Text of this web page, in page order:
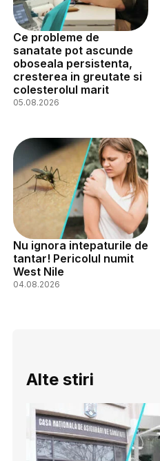
Ce probleme de
sanatate pot ascunde
oboseala persistenta,
cresterea in greutate si
colesterolul marit
05.08.2026
Nu ignora intepaturile de
tantar! Pericolul numit
West Nile
04.08.2026
Alte stiri